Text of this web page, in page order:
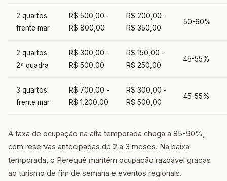
2 quartos
frente mar
R$ 500,00 -
R$ 800,00
R$ 200,00 -
R$ 350,00
50-60%
2 quartos
2ª quadra
R$ 300,00 -
R$ 500,00
R$ 150,00 -
R$ 250,00
45-55%
3 quartos
frente mar
R$ 700,00 -
R$ 1.200,00
R$ 300,00 -
R$ 500,00
45-55%
A taxa de ocupação na alta temporada chega a 85-90%,
com reservas antecipadas de 2 a 3 meses. Na baixa
temporada, o Perequê mantém ocupação razoável graças
ao turismo de fim de semana e eventos regionais.